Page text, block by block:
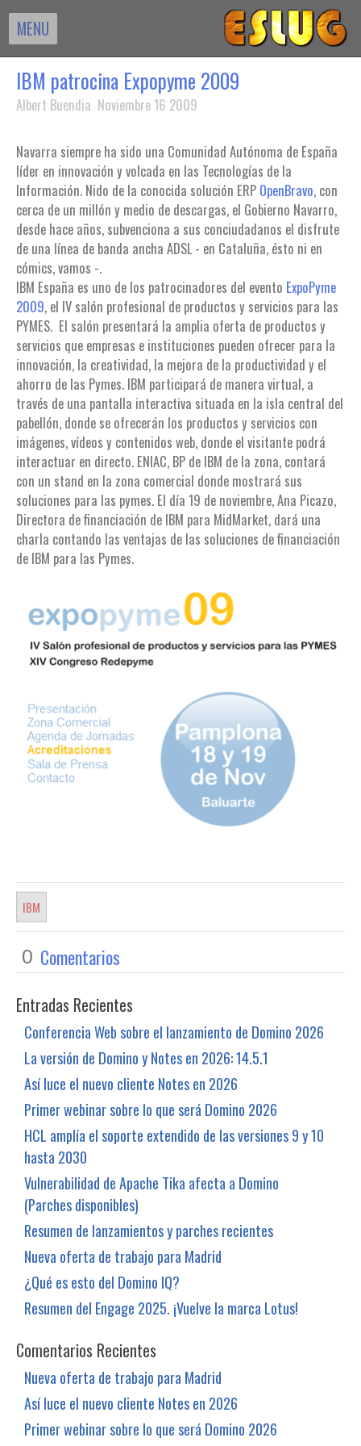
MENU
IBM patrocina Expopyme 2009
Albert Buendia Noviembre 16 2009
Navarra siempre ha sido una Comunidad Autónoma de España
líder en innovación y volcada en las Tecnologías de la
Información. Nido de la conocida solución ERP OpenBravo, con
cerca de un millón y medio de descargas, el Gobierno Navarro,
desde hace años, subvenciona a sus conciudadanos el disfrute
de una línea de banda ancha ADSL - en Cataluña, ésto ni en
cómics, vamos -.
IBM España es uno de los patrocinadores del evento ExpoPyme
2009, el IV salón profesional de productos y servicios para las
PYMES. El salón presentará la amplia oferta de productos y
servicios que empresas e instituciones pueden ofrecer para la
innovación, la creatividad, la mejora de la productividad y el
ahorro de las Pymes. IBM participará de manera virtual, a
través de una pantalla interactiva situada en la isla central del
pabellón, donde se ofrecerán los productos y servicios con
imágenes, vídeos y contenidos web, donde el visitante podrá
interactuar en directo. ENIAC, BP de IBM de la zona, contará
con un stand en la zona comercial donde mostrará sus
soluciones para las pymes. El día 19 de noviembre, Ana Picazo,
Directora de financiación de IBM para MidMarket, dará una
charla contando las ventajas de las soluciones de financiación
de IBM para las Pymes.
IBM
0 Comentarios
Entradas Recientes
Conferencia Web sobre el lanzamiento de Domino 2026
La versión de Domino y Notes en 2026: 14.5.1
Así luce el nuevo cliente Notes en 2026
Primer webinar sobre lo que será Domino 2026
HCL amplía el soporte extendido de las versiones 9 y 10
hasta 2030
Vulnerabilidad de Apache Tika afecta a Domino
(Parches disponibles)
Resumen de lanzamientos y parches recientes
Nueva oferta de trabajo para Madrid
¿Qué es esto del Domino IQ?
Resumen del Engage 2025. ¡Vuelve la marca Lotus!
Comentarios Recientes
Nueva oferta de trabajo para Madrid
Así luce el nuevo cliente Notes en 2026
Primer webinar sobre lo que será Domino 2026